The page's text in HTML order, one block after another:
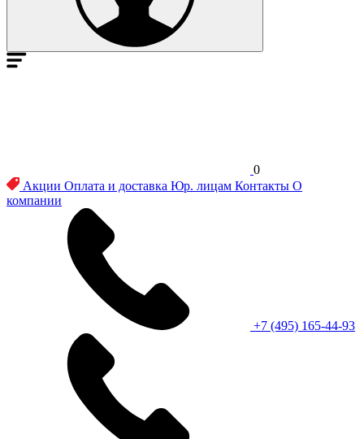
0
Акции Оплата и доставка Юр. лицам Контакты О
компании
+7 (495) 165-44-93